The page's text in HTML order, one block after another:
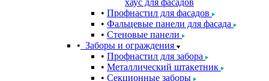
хаус для фасадов
Профнастил для фасадов
Фальцевые панели для фасада
Стеновые панели
Заборы и ограждения
Профнастил для забора
Металлический штакетник
Секционные заборы